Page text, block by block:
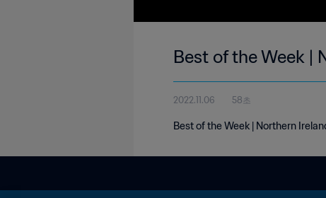
Best of the Week |
2022.11.06 58초
Best of the Week | Northern